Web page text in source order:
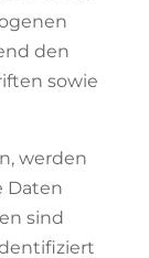
den
sowie
werden
Daten
sind